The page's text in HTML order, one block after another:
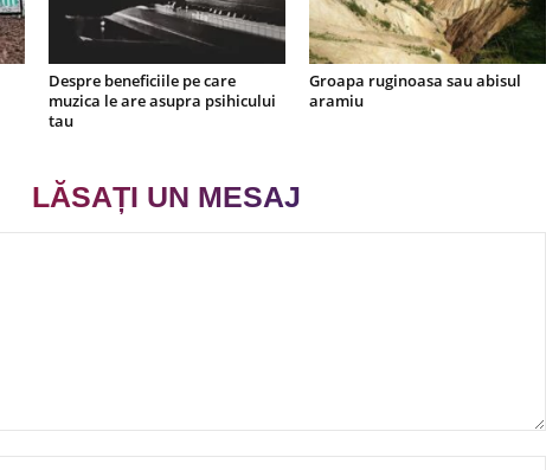
Despre beneficiile pe care
muzica le are asupra psihicului
tau
Groapa ruginoasa sau abisul
aramiu
LĂSAȚI UN MESAJ